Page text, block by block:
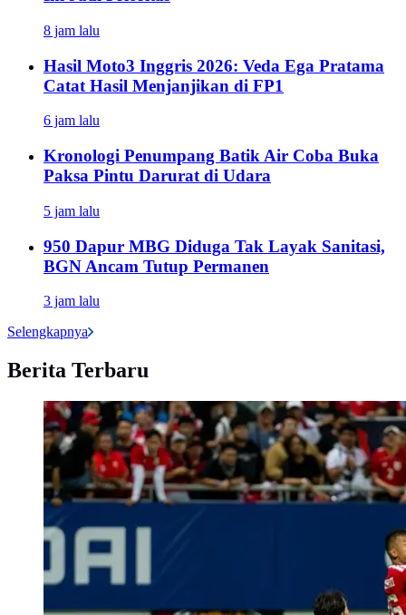
8 jam lalu
Hasil Moto3 Inggris 2026: Veda Ega Pratama
Catat Hasil Menjanjikan di FP1
6 jam lalu
Kronologi Penumpang Batik Air Coba Buka
Paksa Pintu Darurat di Udara
5 jam lalu
950 Dapur MBG Diduga Tak Layak Sanitasi,
BGN Ancam Tutup Permanen
3 jam lalu
Selengkapnya
Berita Terbaru